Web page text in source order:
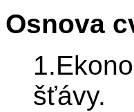
Osnova
šťávy.